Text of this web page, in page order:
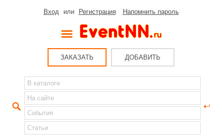
Вход или Регистрация Напомнить пароль
ЗАКАЗАТЬ ДОБАВИТЬ